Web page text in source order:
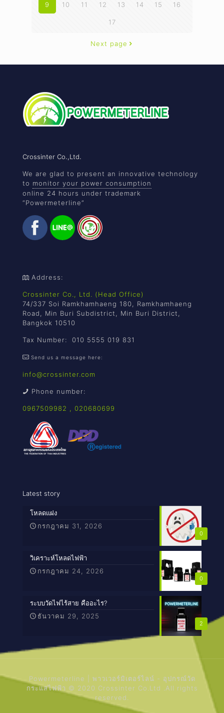
9 10 11 12 13 14 15 16
17
Next page
Crossinter Co.,Ltd.
We are glad to present an innovative technology
to monitor your power consumption
online 24 hours under trademark
“Powermeterline”
Address:
Crossinter Co., Ltd. (Head Office)
74/337 Soi Ramkhamhaeng 180, Ramkhamhaeng
Road, Min Buri Subdistrict, Min Buri District,
Bangkok 10510
Tax Number: 010 5555 019 831
Send us a message here:
info@crossinter.com
Phone number:
0967509982 020680699
Latest story
0
โหลดแฝง
กรกฎาคม 31, 2026
0
วิเคราะห์โหลดไฟฟ้า
กรกฎาคม 24, 2026
2
ระบบวัดไฟไร้สาย คืออะไร?
ธันวาคม 29, 2025
Powermeterline | พาวเวอร์มิเตอร์ไลน์ - อุปกรณ์วัด
กระแสไฟฟ้า © 2020 Crossinter Co.Ltd .All rights
reserved.